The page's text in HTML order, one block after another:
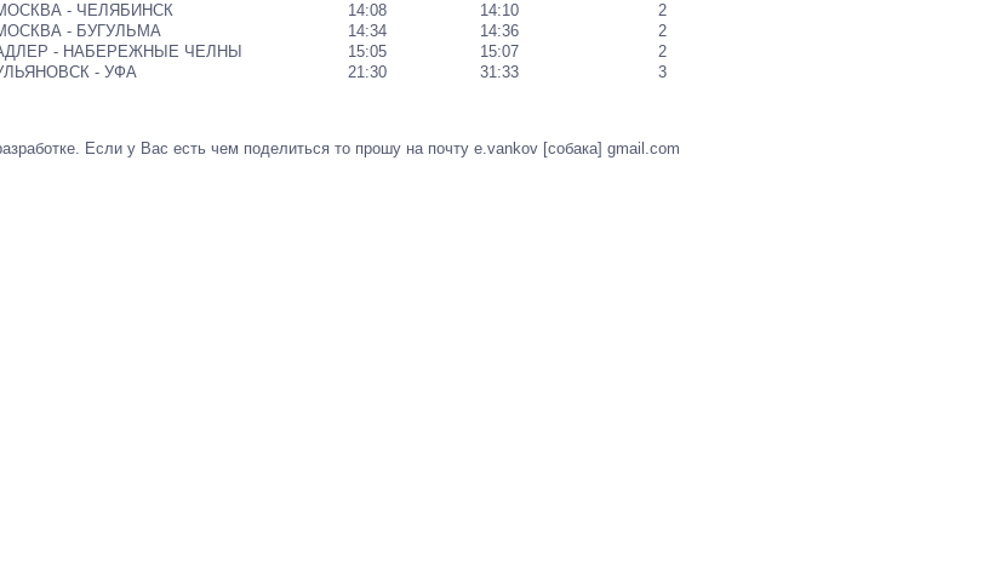
- ЧЕЛЯБИНСК 14:08 14:10
2
- БУГУЛЬМА 14:34 14:36
2
- НАБЕРЕЖНЫЕ ЧЕЛНЫ 15:05 15:07
2
- УФА 21:30 31:33 3
Если у Вас есть чем поделиться то прошу на почту e.vankov [собака] gmail.com